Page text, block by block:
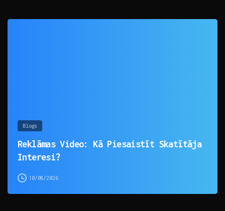
Blogs
Reklāmas Video: Kā Piesaistīt Skatītāja
Interesi?
10/08/2026